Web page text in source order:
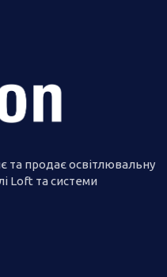
та продає освітлювальну
Loft та системи